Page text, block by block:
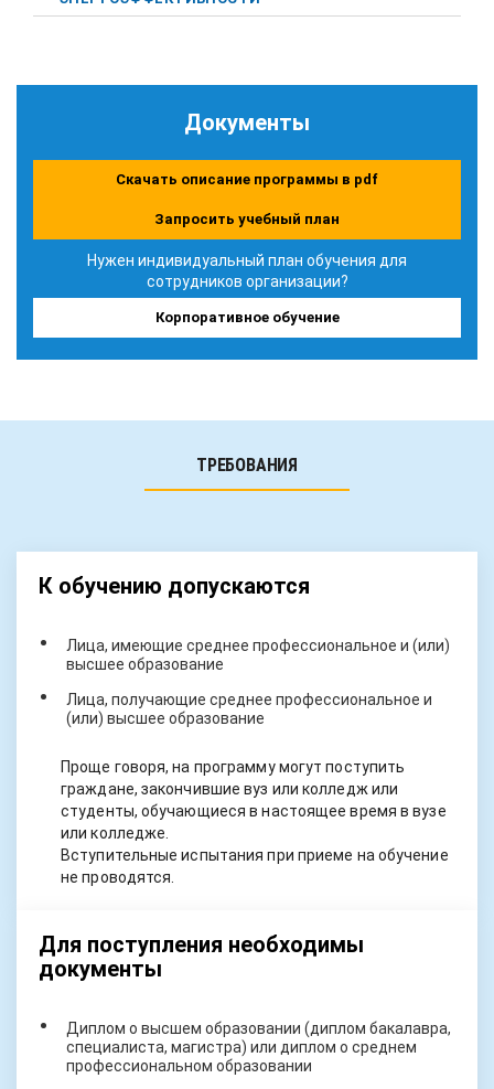
Документы
Скачать описание программы в pdf
Запросить учебный план
Нужен индивидуальный план обучения для
сотрудников организации?
Корпоративное обучение
ТРЕБОВАНИЯ
К обучению допускаются
Лица, имеющие среднее профессиональное и (или)
высшее образование
Лица, получающие среднее профессиональное и
(или) высшее образование
Проще говоря, на программу могут поступить
граждане, закончившие вуз или колледж или
студенты, обучающиеся в настоящее время в вузе
или колледже.
Вступительные испытания при приеме на обучение
не проводятся.
Для поступления необходимы
документы
Диплом о высшем образовании (диплом бакалавра,
специалиста, магистра) или диплом о среднем
профессиональном образовании